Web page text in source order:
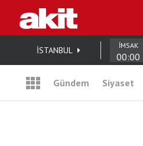
İSTANBUL İMSAK
00:00
Gündem Siyaset